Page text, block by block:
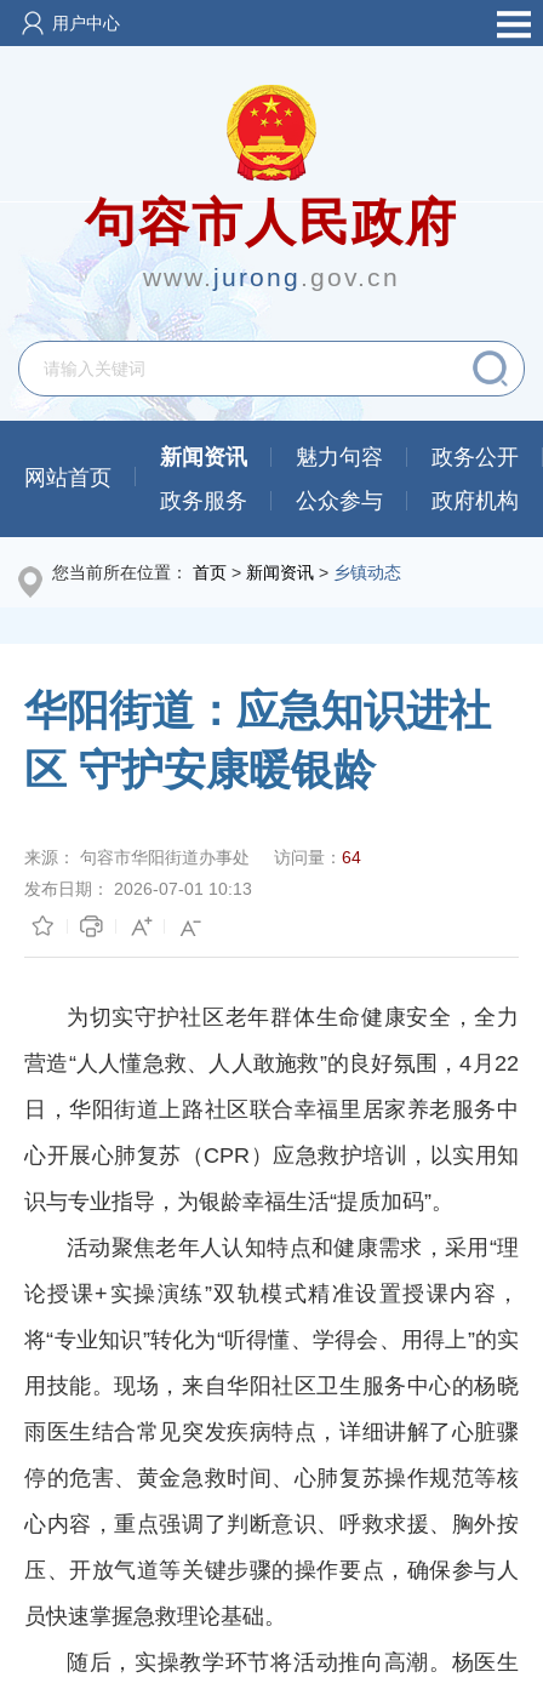
用户中心
句容市人民政府
www.jurong .gov.cn
网站首页
新闻资讯 魅力句容
政务公开
政务服务
公众参与 政府机构
您当前所在位置： 首页 > 新闻资讯 > 乡镇动态
华阳街道：应急知识进社
区 守护安康暖银龄
来源： 句容市华阳街道办事处 访问量： 64
发布日期：
2026-07-01 10:13
为切实守护社区老年群体生命健康安全，全力
营造“人人懂急救、人人敢施救”的良好氛围，4月22
日，华阳街道上路社区联合幸福里居家养老服务中
心开展心肺复苏（CPR）应急救护培训，以实用知
识与专业指导，为银龄幸福生活“提质加码”。
活动聚焦老年人认知特点和健康需求，采用“理
论授课+实操演练”双轨模式精准设置授课内容，
将“专业知识”转化为“听得懂、学得会、用得上”的实
用技能。现场，来自华阳社区卫生服务中心的杨晓
雨医生结合常见突发疾病特点，详细讲解了心脏骤
停的危害、黄金急救时间、心肺复苏操作规范等核
心内容，重点强调了判断意识、呼救求援、胸外按
压、开放气道等关键步骤的操作要点，确保参与人
员快速掌握急救理论基础。
随后，实操教学环节将活动推向高潮。杨医生